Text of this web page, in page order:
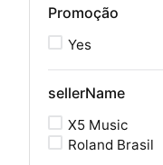
VOGGA
SPRING
SKB
ROZINI
LANDSCAPE
HOTONE
DEAN
Promoção
Yes
sellerName
X5 Music
Roland Brasil